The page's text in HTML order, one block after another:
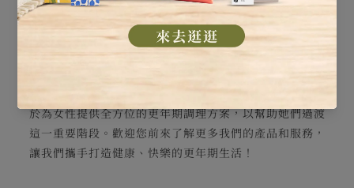
更年期是女性生命中一個重要的階段，對於女性的身心健
康有著重要的影響。通過適當的飲食、健康的生活習慣和
適度的運動，女性可以更好地應對更年期的變化。讓我們
一起關心和呵護女性的身心健康，讓她們在更年期的過程
於為女性提供全方位的更年期調理方案，以幫助她們過渡
這一重要階段。歡迎您前來了解更多我們的產品和服務，
讓我們攜手打造健康、快樂的更年期生活！